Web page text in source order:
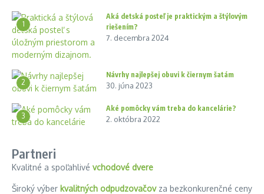
1
Aká detská posteľ je praktickým a štýlovým
riešením?
7. decembra 2024
2
Návrhy najlepšej obuvi k čiernym šatám
30. júna 2023
3
Aké pomôcky vám treba do kancelárie?
2. októbra 2022
Partneri
Kvalitné a spoľahlivé vchodové dvere
Široký výber kvalitných odpudzovačovza bezkonkurenčné ceny